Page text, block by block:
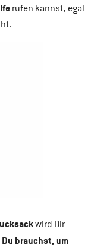
rufen kannst, egal
wird Dir
brauchst, um